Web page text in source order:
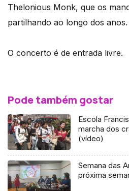
Thelonious Monk, que os
partilhando ao longo dos anos.
O concerto é de entrada livre.
Pode também gostar
Escola
marcha dos
(vídeo)
Semana das
próxima